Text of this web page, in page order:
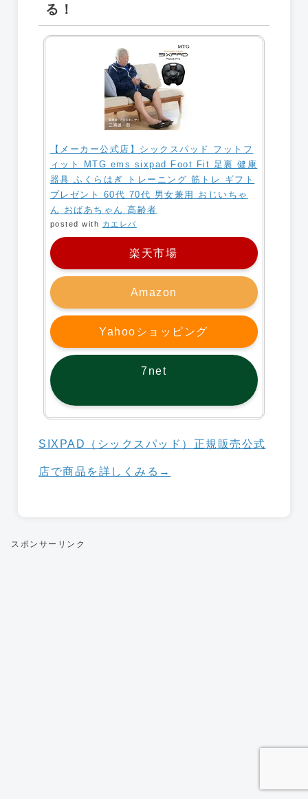
る！
【メーカー公式店】シックスパッド フットフ
ィット MTG ems sixpad Foot Fit 足裏 健康
器具 ふくらはぎ トレーニング 筋トレ ギフト
プレゼント 60代 70代 男女兼用 おじいちゃ
ん おばあちゃん 高齢者
posted with カエレバ
楽天市場
Amazon
Yahooショッピング
7net
SIXPAD（シックスパッド）正規販売公式
店で商品を詳しくみる→
スポンサーリンク